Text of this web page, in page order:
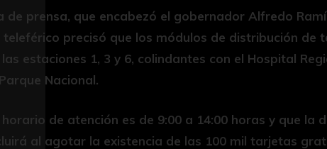
de prensa, que encabezó el gobernador Alfredo
precisó que los módulos de distribución de
estaciones 1, 3 y 6, colindantes con el Hospital
Nacional.
de atención es de 9:00 a 14:00 horas y que la
al agotar la existencia de las 100 mil tarjetas